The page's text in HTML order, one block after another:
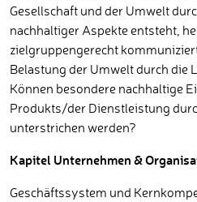
Gesellschaft und der Umwelt
nachhaltiger Aspekte entsteht,
zielgruppengerecht
Belastung der Umwelt durch die
Können besondere nachhaltige
Produkts/der Dienstleistung
unterstrichen werden?
Kapitel Unternehmen &
Geschäftssystem und